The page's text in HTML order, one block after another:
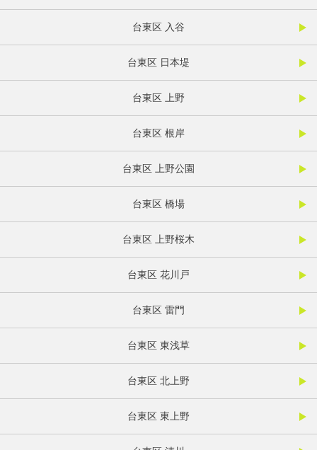
台東区 入谷
台東区 日本堤
台東区 上野
台東区 根岸
台東区 上野公園
台東区 橋場
台東区 上野桜木
台東区 花川戸
台東区 雷門
台東区 東浅草
台東区 北上野
台東区 東上野